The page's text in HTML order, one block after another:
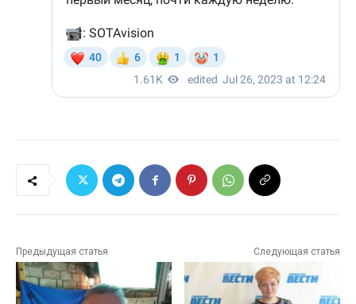
Предыдущая статья Следующая статья